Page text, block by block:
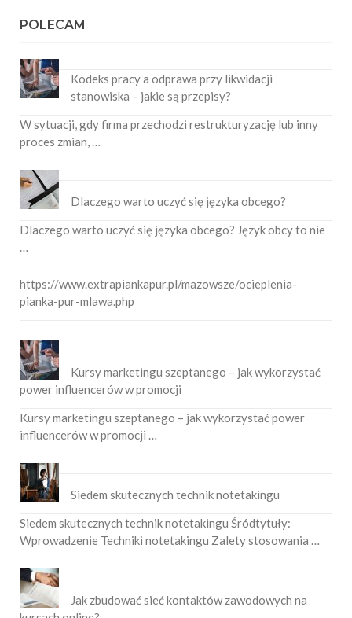
POLECAM
Kodeks pracy a odprawa przy likwidacji
stanowiska – jakie są przepisy?
W sytuacji, gdy firma przechodzi restrukturyzację lub inny
proces zmian, …
Dlaczego warto uczyć się języka obcego?
Dlaczego warto uczyć się języka obcego? Język obcy to nie
…
https://www.extrapiankapur.pl/mazowsze/ocieplenia-
pianka-pur-mlawa.php
Kursy marketingu szeptanego – jak wykorzystać
power influencerów w promocji
Kursy marketingu szeptanego – jak wykorzystać power
influencerów w promocji …
Siedem skutecznych technik notetakingu
Siedem skutecznych technik notetakingu Śródtytuły:
Wprowadzenie Techniki notetakingu Zalety stosowania …
Jak zbudować sieć kontaktów zawodowych na